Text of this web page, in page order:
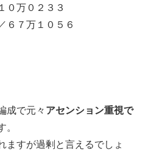
万０２３３
７万１０５６
成で元々 アセンション重視で
。
ますが過剰と言えるでしょ